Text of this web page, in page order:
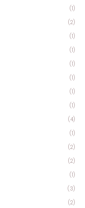
(1)
(2)
(1)
(1)
(1)
(1)
(1)
(1)
(4)
(1)
(2)
(2)
(1)
(3)
(2)